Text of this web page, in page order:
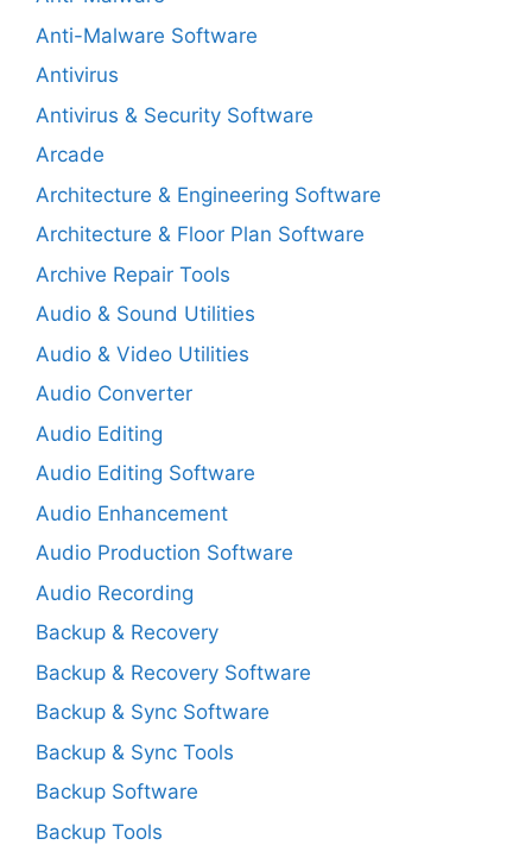
Anti-Malware Software
Antivirus
Antivirus & Security Software
Arcade
Architecture & Engineering Software
Architecture & Floor Plan Software
Archive Repair Tools
Audio & Sound Utilities
Audio & Video Utilities
Audio Converter
Audio Editing
Audio Editing Software
Audio Enhancement
Audio Production Software
Audio Recording
Backup & Recovery
Backup & Recovery Software
Backup & Sync Software
Backup & Sync Tools
Backup Software
Backup Tools